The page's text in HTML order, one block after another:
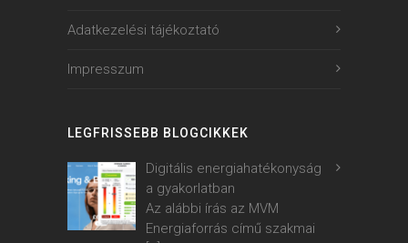
Adatkezelési tájékoztató
Impresszum
LEGFRISSEBB BLOGCIKKEK
Digitális energiahatékonyság
a gyakorlatban
Az alábbi írás az MVM
Energiaforrás című szakmai